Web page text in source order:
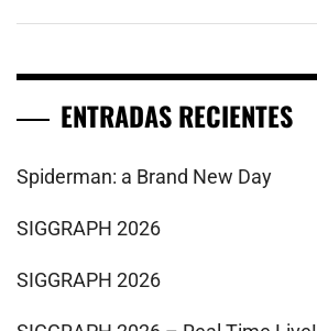
ENTRADAS RECIENTES
Spiderman: a Brand New Day
SIGGRAPH 2026
SIGGRAPH 2026